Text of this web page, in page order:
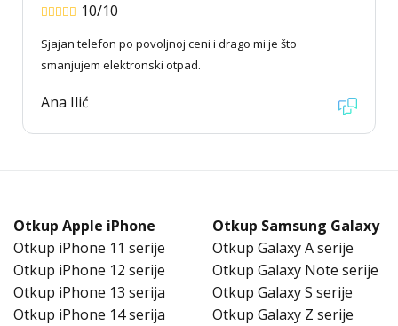
10/10
Sjajan telefon po povoljnoj ceni i drago mi je što
smanjujem elektronski otpad.
Ana Ilić
Otkup Apple iPhone
Otkup iPhone 11 serije
Otkup iPhone 12 serije
Otkup iPhone 13 serija
Otkup iPhone 14 serija
Otkup Samsung Galaxy
Otkup Galaxy A serije
Otkup Galaxy Note serije
Otkup Galaxy S serije
Otkup Galaxy Z serije